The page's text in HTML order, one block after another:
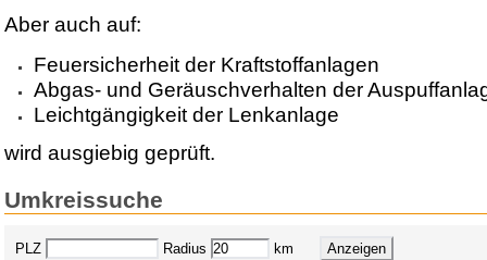
Aber auch auf:
Feuersicherheit der Kraftstoffanlagen
Abgas- und Geräuschverhalten der
Leichtgängigkeit der Lenkanlage
wird ausgiebig geprüft.
Umkreissuche
PLZ Radius km